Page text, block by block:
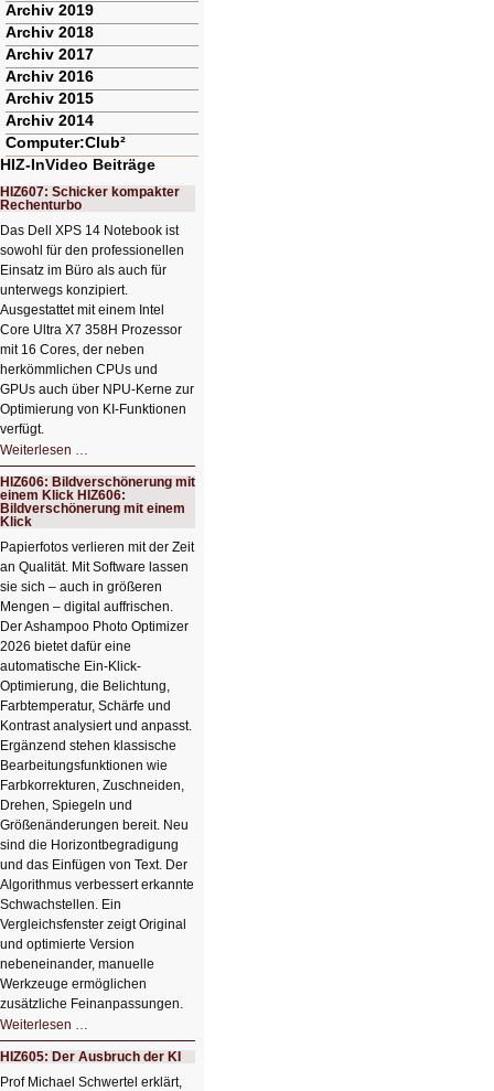
Archiv 2019
Archiv 2018
Archiv 2017
Archiv 2016
Archiv 2015
Archiv 2014
Computer:Club²
HIZ-InVideo Beiträge
HIZ607: Schicker kompakter
Rechenturbo
Das Dell XPS 14 Notebook ist
sowohl für den professionellen
Einsatz im Büro als auch für
unterwegs konzipiert.
Ausgestattet mit einem Intel
Core Ultra X7 358H Prozessor
mit 16 Cores, der neben
herkömmlichen CPUs und
GPUs auch über NPU-Kerne zur
Optimierung von KI-Funktionen
verfügt.
Weiterlesen …
Schicker
kompakter
Rechenturbo
HIZ606: Bildverschönerung mit
einem Klick HIZ606:
Bildverschönerung mit einem
Klick
Papierfotos verlieren mit der Zeit
an Qualität. Mit Software lassen
sie sich – auch in größeren
Mengen – digital auffrischen.
Der Ashampoo Photo Optimizer
2026 bietet dafür eine
automatische Ein-Klick-
Optimierung, die Belichtung,
Farbtemperatur, Schärfe und
Kontrast analysiert und anpasst.
Ergänzend stehen klassische
Bearbeitungsfunktionen wie
Farbkorrekturen, Zuschneiden,
Drehen, Spiegeln und
Größenänderungen bereit. Neu
sind die Horizontbegradigung
und das Einfügen von Text. Der
Algorithmus verbessert erkannte
Schwachstellen. Ein
Vergleichsfenster zeigt Original
und optimierte Version
nebeneinander, manuelle
Werkzeuge ermöglichen
zusätzliche Feinanpassungen.
Weiterlesen …
Bildverschönerung
mit
einem
Klick
HIZ605: Der Ausbruch der KI
Prof Michael Schwertel erklärt,